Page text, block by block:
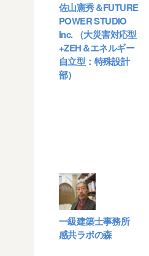
佐山憲秀＆FUTURE
POWER STUDIO
Inc. （大災害対応型
+ZEH＆エネルギー
自立型：特殊設計
部）
一級建築士事務所
感共ラボの森